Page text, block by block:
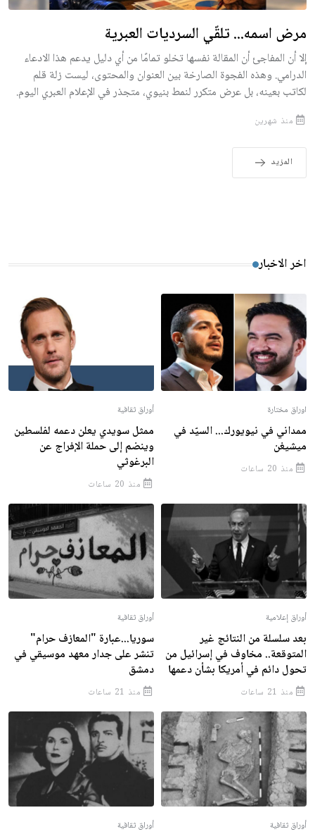
مرض اسمه... تلقّي السرديات العبرية
إلا أن المفاجئ أن المقالة نفسها تخلو تمامًا من أي دليل يدعم هذا الادعاء
الدرامي. وهذه الفجوة الصارخة بين العنوان والمحتوى، ليست زلة قلم
لكاتب بعينه، بل عرض متكرر لنمط بنيوي، متجذر في الإعلام العبري اليوم.
منذ شهرين
المزيد
اخر الاخبار
اوراق مختارة
ممداني في نيويورك... السيّد في
ميشيغن
منذ 20 ساعات
أوراق ثقافية
ممثل سويدي يعلن دعمه لفلسطين
وينضم إلى حملة الإفراج عن
البرغوثي
منذ 20 ساعات
أوراق إعلامية
بعد سلسلة من النتائج غير
المتوقعة.. مخاوف في إسرائيل من
تحول دائم في أمريكا بشأن دعمها
منذ 21 ساعات
أوراق ثقافية
سوريا...عبارة "المعازف حرام"
تنشر على جدار معهد موسيقي في
دمشق
منذ 21 ساعات
أوراق ثقافية أوراق ثقافية